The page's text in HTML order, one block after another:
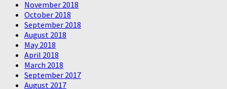
November 2018
October 2018
September 2018
August 2018
May 2018
April 2018
March 2018
September 2017
August 2017